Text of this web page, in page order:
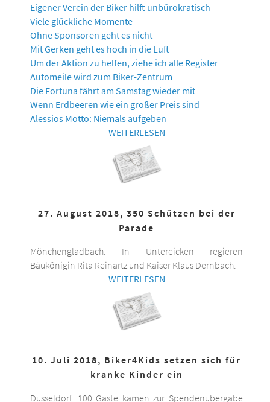
Eigener Verein der Biker hilft unbürokratisch
Viele glückliche Momente
Ohne Sponsoren geht es nicht
Mit Gerken geht es hoch in die Luft
Um der Aktion zu helfen, ziehe ich alle Register
Automeile wird zum Biker-Zentrum
Die Fortuna fährt am Samstag wieder mit
Wenn Erdbeeren wie ein großer Preis sind
Alessios Motto: Niemals aufgeben
WEITERLESEN
27. August 2018, 350 Schützen bei der
Parade
Mönchengladbach. In Untereicken regieren
Bäukönigin Rita Reinartz und Kaiser Klaus Dernbach.
WEITERLESEN
10. Juli 2018, Biker4Kids setzen sich für
kranke Kinder ein
Düsseldorf. 100 Gäste kamen zur Spendenübergabe